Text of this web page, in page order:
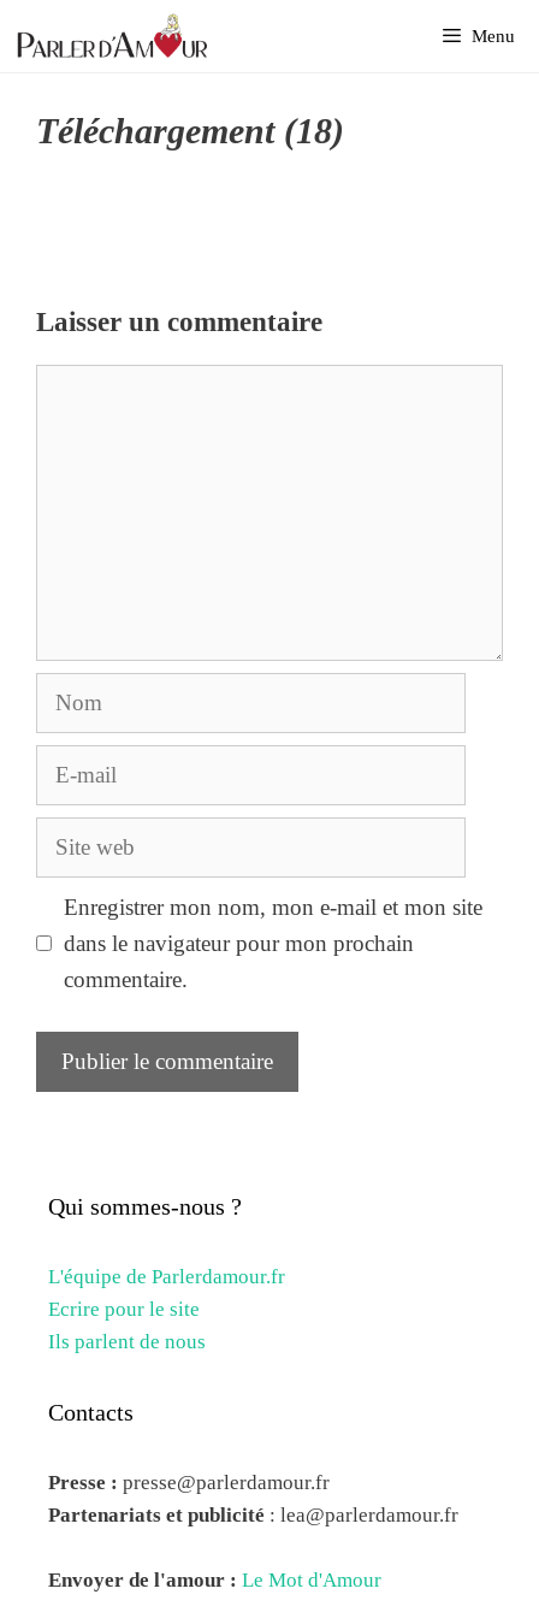
au
Menu
Téléchargement (18)
Laisser un commentaire
Nom
E-
Site
Enregistrer mon nom, mon e-mail et mon site
dans le navigateur pour mon prochain
commentaire.
Qui sommes-nous ?
L'équipe de Parlerdamour.fr
Ecrire pour le site
Ils parlent de nous
Contacts
Presse : presse@parlerdamour.fr
Partenariats et publicité : lea@parlerdamour.fr
Envoyer de l'amour : Le Mot d'Amour